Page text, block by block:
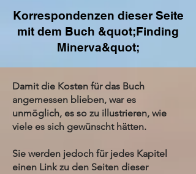
Korrespondenzen dieser Seite
mit dem Buch &quot;Finding
Minerva&quot;
Damit die Kosten für das Buch
angemessen blieben, war es
unmöglich, es so zu illustrieren, wie
viele es sich gewünscht hätten.
Sie werden jedoch für jedes Kapitel
einen Link zu den Seiten dieser